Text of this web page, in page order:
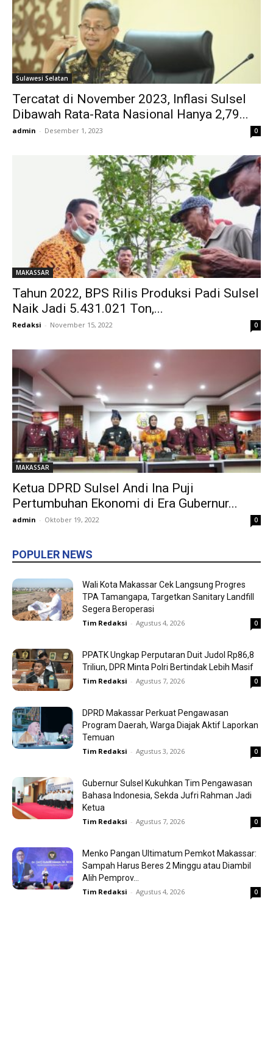
Sulawesi Selatan
Tercatat di November 2023, Inflasi Sulsel
Dibawah Rata-Rata Nasional Hanya 2,79...
admin - Desember 1, 2023 0
MAKASSAR
Tahun 2022, BPS Rilis Produksi Padi Sulsel
Naik Jadi 5.431.021 Ton,...
Redaksi - November 15, 2022 0
MAKASSAR
Ketua DPRD Sulsel Andi Ina Puji
Pertumbuhan Ekonomi di Era Gubernur...
admin - Oktober 19, 2022 0
POPULER NEWS
Wali Kota Makassar Cek Langsung Progres
TPA Tamangapa, Targetkan Sanitary Landfill
Segera Beroperasi
Tim Redaksi - Agustus 4, 2026 0
PPATK Ungkap Perputaran Duit Judol Rp86,8
Triliun, DPR Minta Polri Bertindak Lebih Masif
Tim Redaksi - Agustus 7, 2026 0
DPRD Makassar Perkuat Pengawasan
Program Daerah, Warga Diajak Aktif Laporkan
Temuan
Tim Redaksi - Agustus 3, 2026 0
Gubernur Sulsel Kukuhkan Tim Pengawasan
Bahasa Indonesia, Sekda Jufri Rahman Jadi
Ketua
Tim Redaksi - Agustus 7, 2026 0
Menko Pangan Ultimatum Pemkot Makassar:
Sampah Harus Beres 2 Minggu atau Diambil
Alih Pemprov...
Tim Redaksi - Agustus 4, 2026 0